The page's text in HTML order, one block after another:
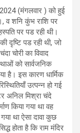
2024 (मंगलवार ) को हुई
व शनि कुंभ राशि पर
पर पड रही थी।
दृष्टि पड रही थी, जो
चोरी का विवाद
को सार्वजनिक
है। इस कारण धार्मिक
उत्पन्न हो गई
अनिल मिश्रा चंदे
किया गया था वह
था ऐसा दावा कुछ
होता है कि राम मंदिर